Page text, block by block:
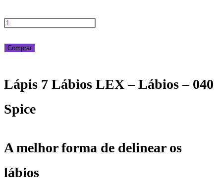
Lápis
7
LEX
Lábios
-
Comprar
Lápis 7 Lábios LEX – Lábios – 040
Spice
A melhor forma de delinear os
lábios